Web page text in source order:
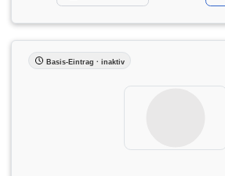
Basis-Eintrag · inaktiv